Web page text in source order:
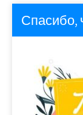
Спасибо,